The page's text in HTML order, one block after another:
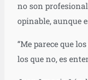
no son
opinable, aunque
“Me parece que
los que no, es